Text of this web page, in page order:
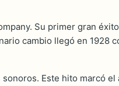
Su primer gran
cambio llegó en 1928
Este hito marcó el